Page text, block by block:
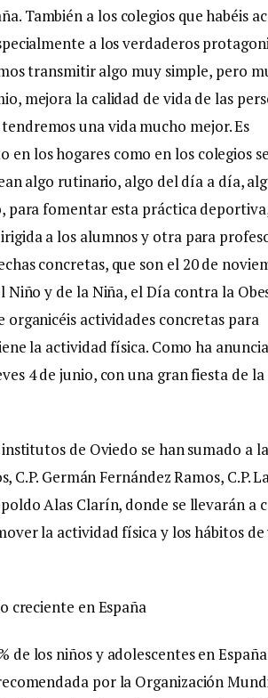
También a los colegios que habéis
a los verdaderos
transmitir algo muy simple, pero
mejora la calidad de vida de las
una vida mucho mejor. Es
los hogares como en los colegios
algo rutinario, algo del día a día,
para fomentar esta práctica
a los alumnos y otra para
concretas, que son el 20 de
y de la Niña, el Día contra la
organicéis actividades concretas para
la actividad física. Como ha
4 de junio, con una gran fiesta de la
de Oviedo se han sumado a la
C.P. Germán Fernández Ramos, C.P.
Alas Clarín, donde se llevarán a
la actividad física y los hábitos de
creciente en España
de los niños y adolescentes en
por la Organización